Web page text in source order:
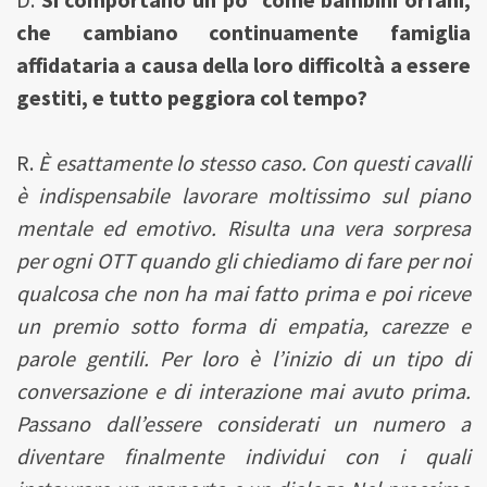
che cambiano continuamente famiglia
affidataria a causa della loro difficoltà a essere
gestiti, e tutto peggiora col tempo?
R. È esattamente lo stesso caso. Con questi cavalli
è indispensabile lavorare moltissimo sul piano
mentale ed emotivo. Risulta una vera sorpresa
per ogni OTT quando gli chiediamo di fare per noi
qualcosa che non ha mai fatto prima e poi riceve
un premio sotto forma di empatia, carezze e
parole gentili. Per loro è l’inizio di un tipo di
conversazione e di interazione mai avuto prima.
Passano dall’essere considerati un numero a
diventare finalmente individui con i quali